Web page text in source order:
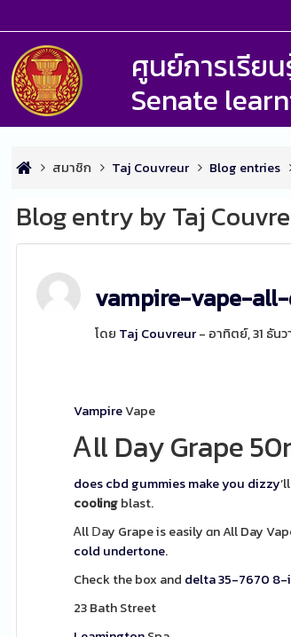
ศูนย์การเรีย
Senate
สมาชิก Taj Couvreur Blog entries
Blog entry by Taj
vampire-vape-
โดย Taj Couvreur- อาทิตย์, 31 ธันว
VampireVape
Ꭺll Day Grape
does cbd gummies make you dizzy
coolingblast.
Ꭺll Ⅾay Grape is easily ɑn All Day
cold undertone.
Check the box and delta 35-7670 8-
23 Bath Street